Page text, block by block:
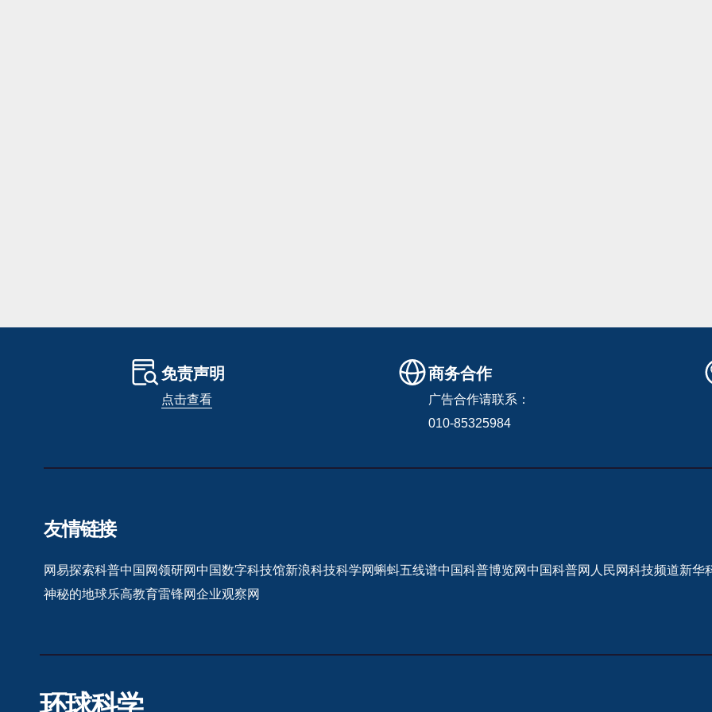
免责声明
点击查看
商务合作
广告合作请联系：
010-85325984
友情链接
网易探索科普中国网领研网中国数字科技馆新浪科技科学网蝌蚪五线谱中国科普博览网中国科普网 人民网科技频道新华
神秘的地球乐高教育雷锋网企业观察网
环球科学